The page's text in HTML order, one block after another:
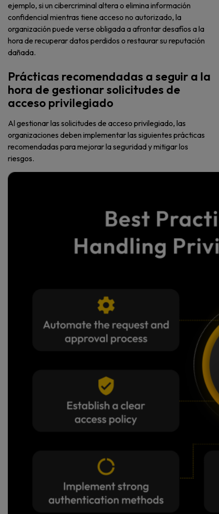
ejemplo, si un cibercriminal altera o elimina información
confidencial mientras tiene acceso no autorizado, la
organización puede verse obligada a afrontar desafíos a la
hora de recuperar datos perdidos o restaurar su reputación
dañada.
Prácticas recomendadas a seguir a la
hora de gestionar solicitudes de
acceso privilegiado
Al gestionar las solicitudes de acceso privilegiado, las
organizaciones deben implementar las siguientes prácticas
recomendadas para mejorar la seguridad y mitigar los
riesgos.